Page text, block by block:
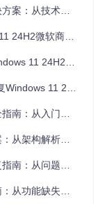
境
序
风险，更新不及
境
署官方组件
系
查看日志
求纯净度的个人
理到企业部署实践
商店无缝集成工具
统微软商店安装指南
软商店功能完美适配指南
从入门到精通
解析到企业部署
断到企业级部署
应用生态的解决方案